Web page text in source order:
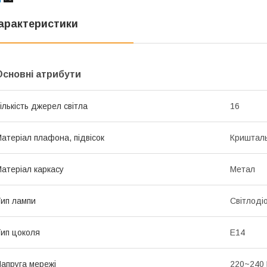
атрибути
джерел світла 16
плафона, підвісок
каркасу Метал
лампи
цоколя E14
мережі 220~240